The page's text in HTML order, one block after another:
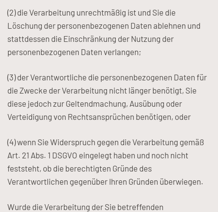
(2) die Verarbeitung unrechtmäßig ist und Sie die
Löschung der personenbezogenen Daten ablehnen und
stattdessen die Einschränkung der Nutzung der
personenbezogenen Daten verlangen;
(3) der Verantwortliche die personenbezogenen Daten für
die Zwecke der Verarbeitung nicht länger benötigt, Sie
diese jedoch zur Geltendmachung, Ausübung oder
Verteidigung von Rechtsansprüchen benötigen, oder
(4) wenn Sie Widerspruch gegen die Verarbeitung gemäß
Art. 21 Abs. 1 DSGVO eingelegt haben und noch nicht
feststeht, ob die berechtigten Gründe des
Verantwortlichen gegenüber Ihren Gründen überwiegen.
Wurde die Verarbeitung der Sie betreffenden